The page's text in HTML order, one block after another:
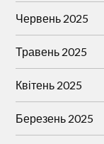
Червень 2025
Травень 2025
Квітень 2025
Березень 2025